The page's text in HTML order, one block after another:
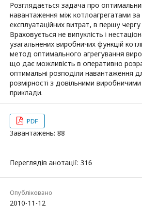
Розглядається задача про
навантаження між котлоагрегатами за
експлуатаційних витрат, в першу
Враховується не випуклість і
узагальнених виробничих функцій
метод оптимального агрегування
що дає можливість в оперативно
оптимальні розподіли навантаження
розмірності з довільними
приклади.
PDF
Завантажень: 88
Переглядів анотації: 316
Опубліковано
2010-11-12